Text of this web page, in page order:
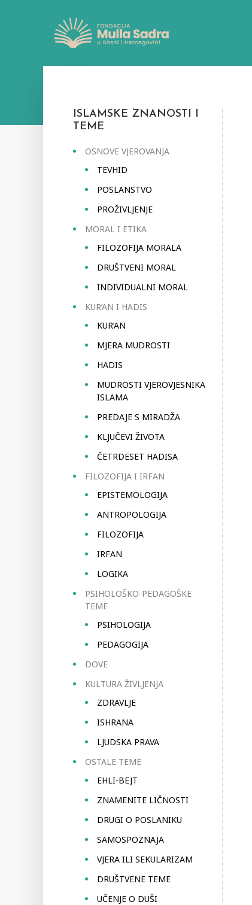
ISLAMSKE ZNANOSTI I
TEME
OSNOVE VJEROVANJA
TEVHID
POSLANSTVO
PROŽIVLJENJE
MORAL I ETIKA
FILOZOFIJA MORALA
DRUŠTVENI MORAL
INDIVIDUALNI MORAL
KUR’AN I HADIS
KUR’AN
MJERA MUDROSTI
HADIS
MUDROSTI VJEROVJESNIKA
ISLAMA
PREDAJE S MIRADŽA
KLJUČEVI ŽIVOTA
ČETRDESET HADISA
FILOZOFIJA I IRFAN
EPISTEMOLOGIJA
ANTROPOLOGIJA
FILOZOFIJA
IRFAN
LOGIKA
PSIHOLOŠKO-PEDAGOŠKE
TEME
PSIHOLOGIJA
PEDAGOGIJA
DOVE
KULTURA ŽIVLJENJA
ZDRAVLJE
ISHRANA
LJUDSKA PRAVA
OSTALE TEME
EHLI-BEJT
ZNAMENITE LIČNOSTI
DRUGI O POSLANIKU
SAMOSPOZNAJA
VJERA ILI SEKULARIZAM
DRUŠTVENE TEME
UČENJE O DUŠI